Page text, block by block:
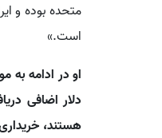
متحده بوده و
است.»
او در ادامه
دلار اضافی
هستند،